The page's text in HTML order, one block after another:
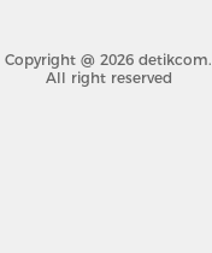
Copyright @ 2026 detikcom.
All right reserved